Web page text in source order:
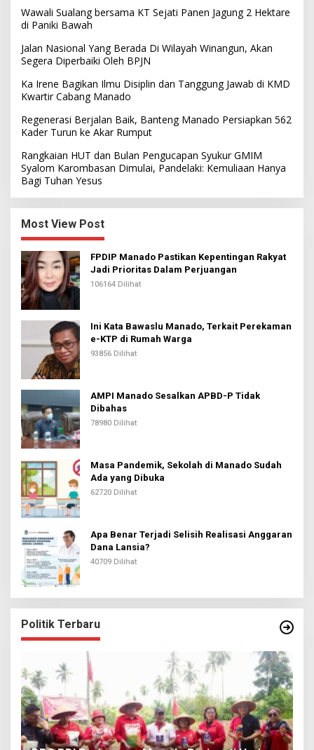
Wawali Sualang bersama KT Sejati Panen Jagung 2 Hektare
di Paniki Bawah
Jalan Nasional Yang Berada Di Wilayah Winangun, Akan
Segera Diperbaiki Oleh BPJN
Ka Irene Bagikan Ilmu Disiplin dan Tanggung Jawab di KMD
Kwartir Cabang Manado
Regenerasi Berjalan Baik, Banteng Manado Persiapkan 562
Kader Turun ke Akar Rumput
Rangkaian HUT dan Bulan Pengucapan Syukur GMIM
Syalom Karombasan Dimulai, Pandelaki: Kemuliaan Hanya
Bagi Tuhan Yesus
Most View Post
FPDIP Manado Pastikan Kepentingan Rakyat
Jadi Prioritas Dalam Perjuangan
106164 Dilihat
Ini Kata Bawaslu Manado, Terkait Perekaman
e-KTP di Rumah Warga
93856 Dilihat
AMPI Manado Sesalkan APBD-P Tidak
Dibahas
78980 Dilihat
Masa Pandemik, Sekolah di Manado Sudah
Ada yang Dibuka
62720 Dilihat
Apa Benar Terjadi Selisih Realisasi Anggaran
Dana Lansia?
40709 Dilihat
Politik Terbaru